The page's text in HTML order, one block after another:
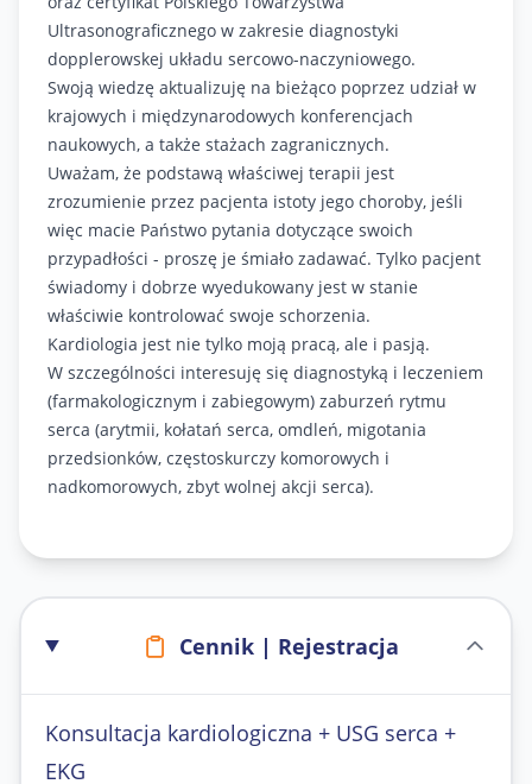
Ultrasonograficznego w zakresie diagnostyki
dopplerowskej układu sercowo-naczyniowego.
Swoją wiedzę aktualizuję na bieżąco poprzez udział w
krajowych i międzynarodowych konferencjach
naukowych, a także stażach zagranicznych.
Uważam, że podstawą właściwej terapii jest
zrozumienie przez pacjenta istoty jego choroby, jeśli
więc macie Państwo pytania dotyczące swoich
przypadłości - proszę je śmiało zadawać. Tylko pacjent
świadomy i dobrze wyedukowany jest w stanie
właściwie kontrolować swoje schorzenia.
Kardiologia jest nie tylko moją pracą, ale i pasją.
W szczególności interesuję się diagnostyką i leczeniem
(farmakologicznym i zabiegowym) zaburzeń rytmu
serca (arytmii, kołatań serca, omdleń, migotania
przedsionków, częstoskurczy komorowych i
nadkomorowych, zbyt wolnej akcji serca).
Cennik | Rejestracja
Konsultacja kardiologiczna + USG serca +
EKG